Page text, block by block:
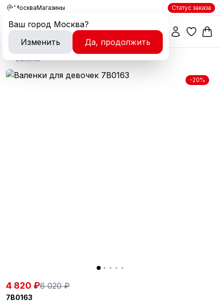
Москва
Ваш город Москва?
Изменить
Да, продолжить
Магазины Статус заказа
Валенки
-20%
4 820 ₽6 020 ₽
7B0163